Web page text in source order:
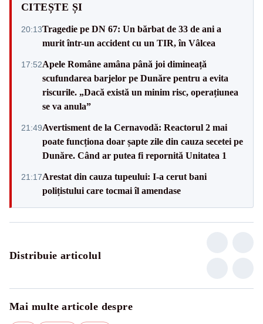
CITEȘTE ȘI
20:13Tragedie pe DN 67: Un bărbat de 33 de ani a
murit într-un accident cu un TIR, în Vâlcea
17:52Apele Române amâna până joi dimineață
scufundarea barjelor pe Dunăre pentru a evita
riscurile. „Dacă există un minim risc, operațiunea
se va anula”
21:49Avertisment de la Cernavodă: Reactorul 2 mai
poate funcționa doar șapte zile din cauza secetei pe
Dunăre. Când ar putea fi repornită Unitatea 1
21:17Arestat din cauza tupeului: I-a cerut bani
polițistului care tocmai îl amendase
Distribuie articolul
Mai multe articole despre